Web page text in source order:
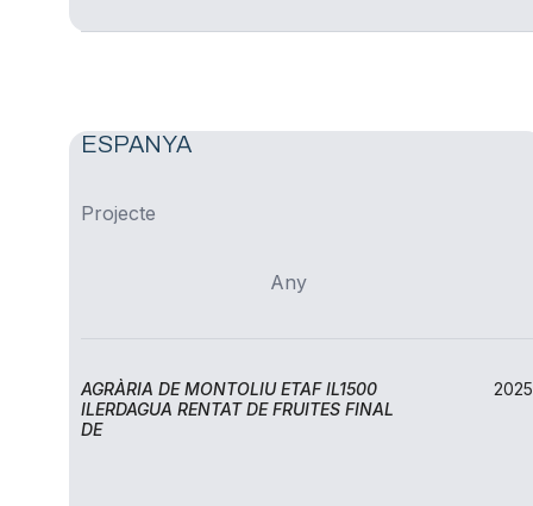
ESPANYA
Projecte
Any
AGRÀRIA DE MONTOLIU ETAF IL1500
ILERDAGUA RENTAT DE FRUITES FINAL
DE
2025